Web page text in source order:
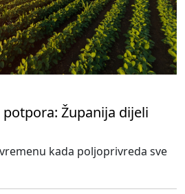
Županija dijeli
vremenu kada poljoprivreda sve